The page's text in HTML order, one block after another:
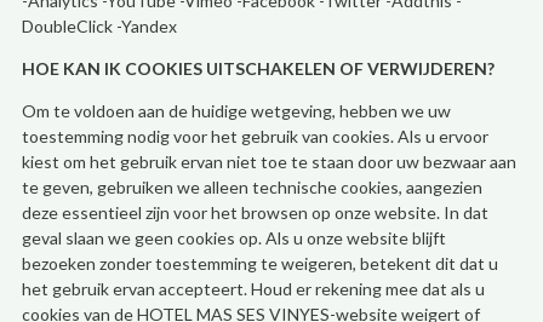
DoubleClick -Yandex
HOE KAN IK COOKIES UITSCHAKELEN OF VERWIJDEREN?
Om te voldoen aan de huidige wetgeving, hebben we uw
toestemming nodig voor het gebruik van cookies. Als u ervoor
kiest om het gebruik ervan niet toe te staan door uw bezwaar aan
te geven, gebruiken we alleen technische cookies, aangezien
deze essentieel zijn voor het browsen op onze website. In dat
geval slaan we geen cookies op. Als u onze website blijft
bezoeken zonder toestemming te weigeren, betekent dit dat u
het gebruik ervan accepteert. Houd er rekening mee dat als u
cookies van de HOTEL MAS SES VINYES-website weigert of